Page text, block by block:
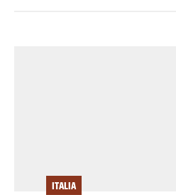
ITALIA